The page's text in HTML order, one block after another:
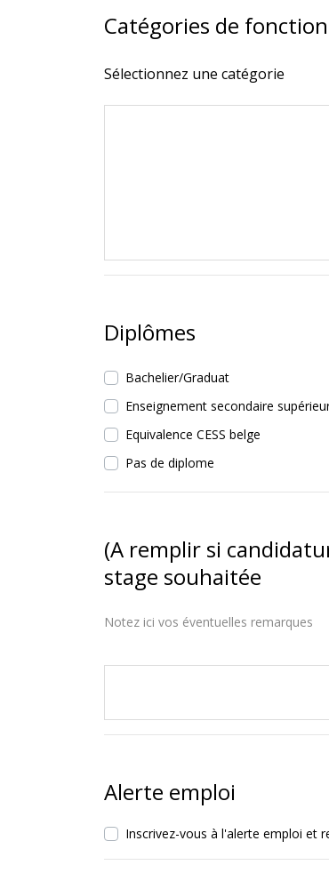
Catégories de
Sélectionnez une catégorie
Diplômes
Bachelier/Graduat
Enseignement secondaire
Equivalence CESS belge
Pas de diplome
(A remplir si
stage souhaitée
Notez ici vos éventuelles remarques
Alerte emploi
Inscrivez-vous à l'alerte emploi et